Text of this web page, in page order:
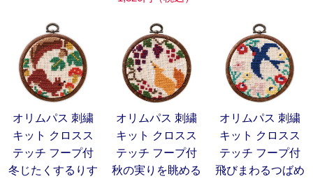
オリムパス 刺繍
キット クロスス
テッチ フープ付
冬じたくするりす
オリムパス 刺繍
キット クロスス
テッチ フープ付
秋の実りを眺める
オリムパス 刺繍
キット クロスス
テッチ フープ付
飛びまわるつばめ